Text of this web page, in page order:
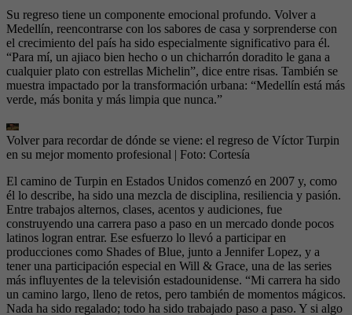
Su regreso tiene un componente emocional profundo. Volver a
Medellín, reencontrarse con los sabores de casa y sorprenderse con
el crecimiento del país ha sido especialmente significativo para él.
“Para mí, un ajiaco bien hecho o un chicharrón doradito le gana a
cualquier plato con estrellas Michelin”, dice entre risas. También se
muestra impactado por la transformación urbana: “Medellín está más
verde, más bonita y más limpia que nunca.”
Volver para recordar de dónde se viene: el regreso de Víctor Turpin
en su mejor momento profesional | Foto: Cortesía
El camino de Turpin en Estados Unidos comenzó en 2007 y, como
él lo describe, ha sido una mezcla de disciplina, resiliencia y pasión.
Entre trabajos alternos, clases, acentos y audiciones, fue
construyendo una carrera paso a paso en un mercado donde pocos
latinos logran entrar. Ese esfuerzo lo llevó a participar en
producciones como Shades of Blue, junto a Jennifer Lopez, y a
tener una participación especial en Will & Grace, una de las series
más influyentes de la televisión estadounidense. “Mi carrera ha sido
un camino largo, lleno de retos, pero también de momentos mágicos.
Nada ha sido regalado; todo ha sido trabajado paso a paso. Y si algo